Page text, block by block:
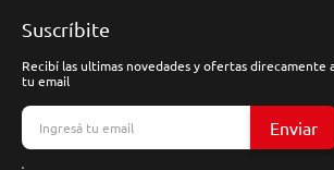
Suscríbite
Recibí las ultimas novedades y ofertas direcamente
tu email
Enviar